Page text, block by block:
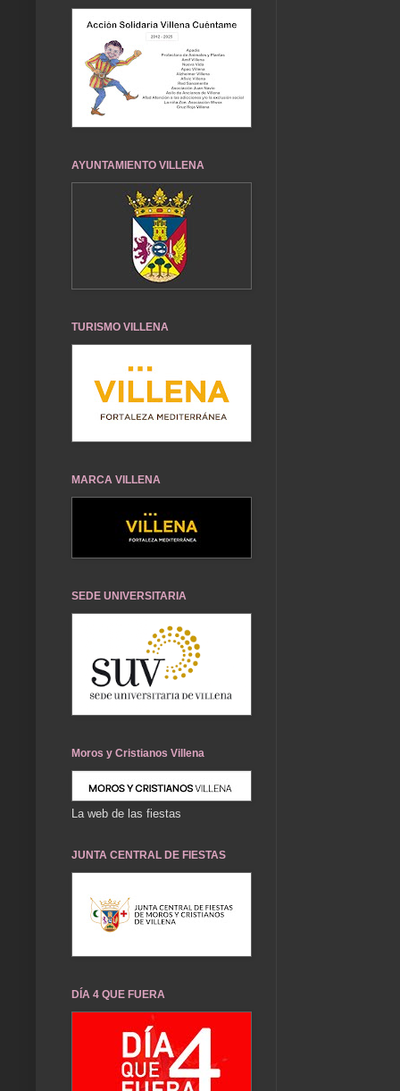
AYUNTAMIENTO VILLENA
TURISMO VILLENA
MARCA VILLENA
SEDE UNIVERSITARIA
Moros y Cristianos Villena
La web de las fiestas
JUNTA CENTRAL DE FIESTAS
DÍA 4 QUE FUERA